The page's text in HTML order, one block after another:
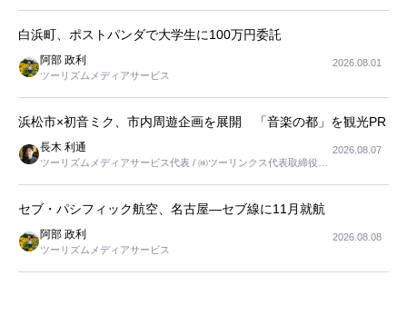
白浜町、ポストパンダで大学生に100万円委託
阿部 政利
ツーリズムメディアサービス
2026.08.01
浜松市×初音ミク、市内周遊企画を展開 「音楽の都」を観光PR
長木 利通
ツーリズムメディアサービス代表 / ㈱ツーリンクス代表取締役社
2026.08.07
セブ・パシフィック航空、名古屋―セブ線に11月就航
阿部 政利
ツーリズムメディアサービス
2026.08.08